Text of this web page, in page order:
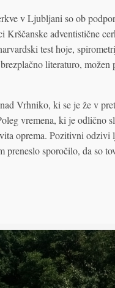
v Ljubljani so ob
Krščanske adventistične
test hoje,
literaturo, možen
Vrhniko, ki se je že v
vremena, ki je odlično
oprema. Pozitivni odzivi
preneslo sporočilo, da so